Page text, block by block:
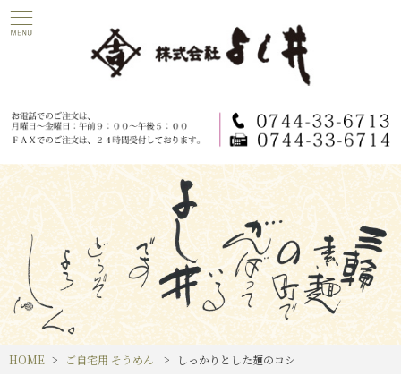
HOME ご自宅用 そうめん しっかりとした麺のコシ